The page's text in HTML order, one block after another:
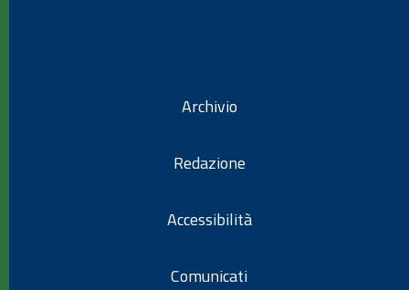
Archivio
Redazione
Accessibilità
Comunicati